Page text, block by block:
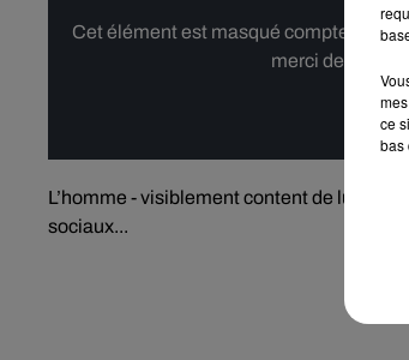
Cet élément est masqué compte-tenu
merci de nous
L’homme - visiblement content de lui - est
sociaux...
ce
bas